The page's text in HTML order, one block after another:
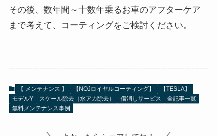
その後、数年間～十数年乗るお車のアフターケア
まで考えて、コーティングをご検討ください。
【 メンテナンス 】 【NOJロイヤルコーティング】
【TESLA】
モデルY
スケール除去（水アカ除去） 傷消しサービス
全記事一覧
無料メンテナンス事例